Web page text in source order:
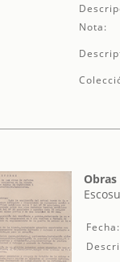
Nota:
Obras
Fecha: